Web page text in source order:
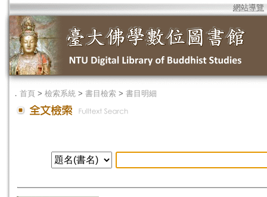
網站導覽
． 首頁 > 檢索系統 > 書目檢索 > 書目明細